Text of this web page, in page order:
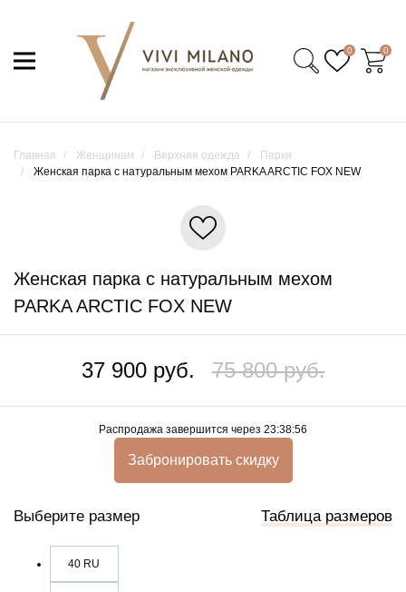
0 0
Главная Женщинам Верхняя одежда
Парки
Женская парка с натуральным мехом PARKA ARCTIC FOX NEW
Женская парка с натуральным мехом
PARKA ARCTIC FOX NEW
37 900 руб. 75 800 руб.
Распродажа завершится через 23:38:56
Забронировать скидку
Выберите размер Таблица размеров
40 RU